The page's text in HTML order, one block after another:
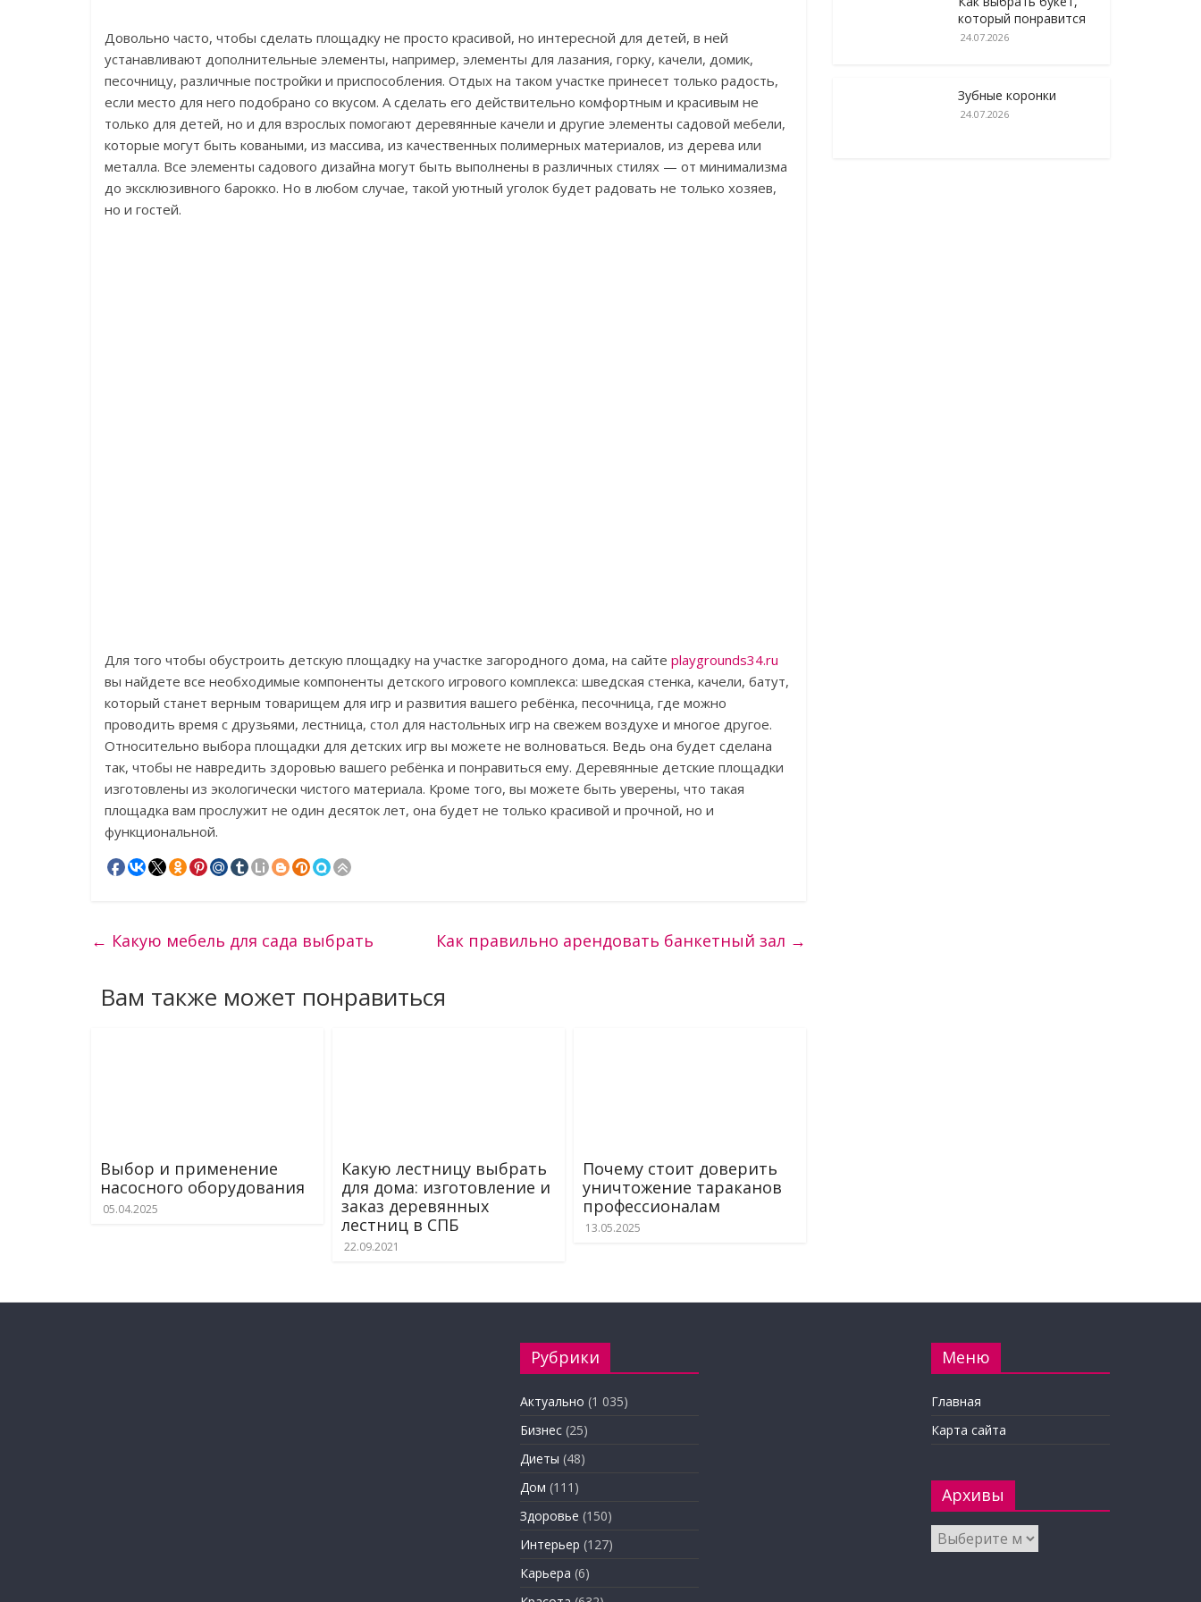
Довольно часто, чтобы сделать площадку не просто красивой, но интересной для детей, в ней
устанавливают дополнительные элементы, например, элементы для лазания, горку, качели, домик,
песочницу, различные постройки и приспособления. Отдых на таком участке принесет только радость,
если место для него подобрано со вкусом. А сделать его действительно комфортным и красивым не
только для детей, но и для взрослых помогают деревянные качели и другие элементы садовой мебели,
которые могут быть коваными, из массива, из качественных полимерных материалов, из дерева или
металла. Все элементы садового дизайна могут быть выполнены в различных стилях — от минимализма
до эксклюзивного барокко. Но в любом случае, такой уютный уголок будет радовать не только хозяев,
но и гостей.
Для того чтобы обустроить детскую площадку на участке загородного дома, на сайте playgrounds34.ru
вы найдете все необходимые компоненты детского игрового комплекса: шведская стенка, качели, батут,
который станет верным товарищем для игр и развития вашего ребёнка, песочница, где можно
проводить время с друзьями, лестница, стол для настольных игр на свежем воздухе и многое другое.
Относительно выбора площадки для детских игр вы можете не волноваться. Ведь она будет сделана
так, чтобы не навредить здоровью вашего ребёнка и понравиться ему. Деревянные детские площадки
изготовлены из экологически чистого материала. Кроме того, вы можете быть уверены, что такая
площадка вам прослужит не один десяток лет, она будет не только красивой и прочной, но и
функциональной.
← Какую мебель для сада выбрать Как правильно арендовать банкетный зал →
Вам также может понравиться
Выбор и применение
насосного оборудования
05.04.2025
Какую лестницу выбрать
для дома: изготовление и
заказ деревянных
лестниц в СПБ
22.09.2021
Почему стоит доверить
уничтожение тараканов
профессионалам
13.05.2025
который понравится
24.07.2026
Зубные коронки
24.07.2026
Рубрики
Актуально (1 035)
Бизнес (25)
Диеты (48)
Дом (111)
Здоровье (150)
Интерьер (127)
Карьера (6)
Меню
Главная
Карта сайта
Архивы
Архивы